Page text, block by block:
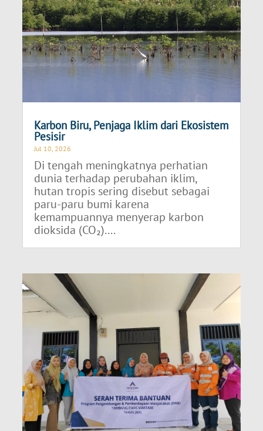
Karbon Biru, Penjaga Iklim dari Ekosistem
Pesisir
Jul 10, 2026
Di tengah meningkatnya perhatian
dunia terhadap perubahan iklim,
hutan tropis sering disebut sebagai
paru-paru bumi karena
kemampuannya menyerap karbon
dioksida (CO₂)....